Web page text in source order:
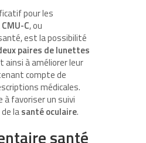
pour les
CMU-C, ou
est la possibilité
paires de lunettes
ainsi à améliorer leur
compte de
médicales.
favoriser un suivi
lasanté oculaire.
santé